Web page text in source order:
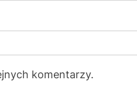
komentarzy.